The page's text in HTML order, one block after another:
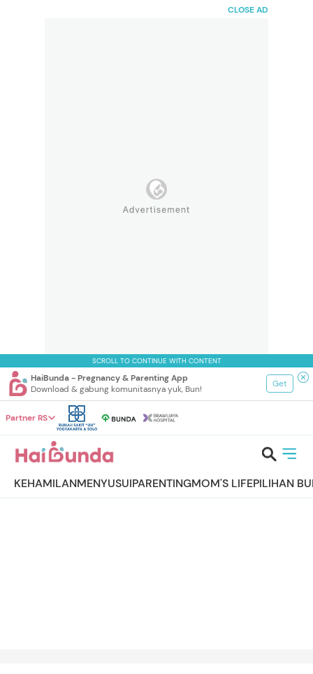
CLOSE AD
SCROLL TO CONTINUE WITH CONTENT
HaiBunda - Pregnancy & Parenting App
Download & gabung komunitasnya yuk, Bun!
Get
Partner RS
KEHAMILANMENYUSUIPARENTINGMOM'S LIFEPILIHAN